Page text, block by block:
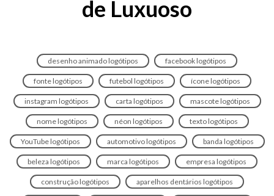
de Luxuoso
desenho animado logótipos facebook logótipos
fonte logótipos futebol logótipos ícone logótipos
instagram logótipos carta logótipos mascote logótipos
nome logótipos néon logótipos texto logótipos
YouTube logótipos automotivo logótipos banda logótipos
beleza logótipos marca logótipos empresa logótipos
construção logótipos aparelhos dentários logótipos